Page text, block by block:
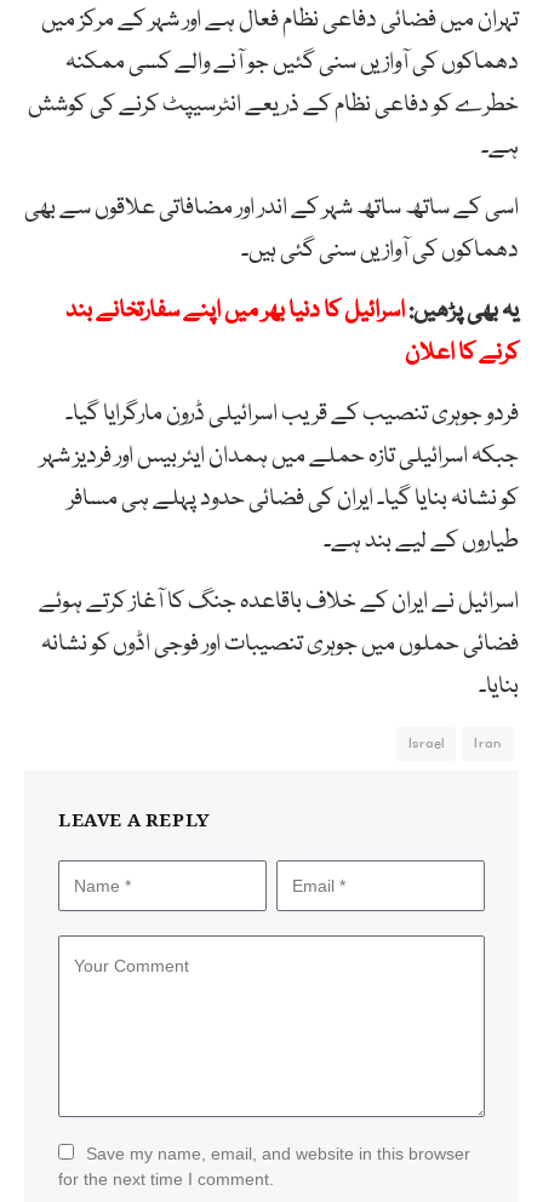
تہران میں فضائی دفاعی نظام فعال ہے اور شہر کے مرکز میں
دھماکوں کی آوازیں سنی گئیں جو آنے والے کسی ممکنہ
خطرے کو دفاعی نظام کے ذریعے انٹرسیپٹ کرنے کی کوشش
ہے۔
اسی کے ساتھ ساتھ شہر کے اندر اور مضافاتی علاقوں سے بھی
دھماکوں کی آوازیں سنی گئی ہیں۔
یہ بھی پڑھیں:اسرائیل کا دنیا بھر میں اپنے سفارتخانے بند
کرنے کا اعلان
فردو جوہری تنصیب کے قریب اسرائیلی ڈرون مارگرایا گیا۔
جبکہ اسرائیلی تازہ حملے میں ہمدان ایئربیس اور فردیز شہر
کو نشانہ بنایا گیا۔ ایران کی فضائی حدود پہلے ہی مسافر
طیاروں کے لیے بند ہے۔
اسرائیل نے ایران کے خلاف باقاعدہ جنگ کا آغاز کرتے ہوئے
فضائی حملوں میں جوہری تنصیبات اور فوجی اڈوں کو نشانہ
بنایا۔
Iran
Israel
LEAVE A REPLY
Save my name, email, and website in this browser
for the next time I comment.